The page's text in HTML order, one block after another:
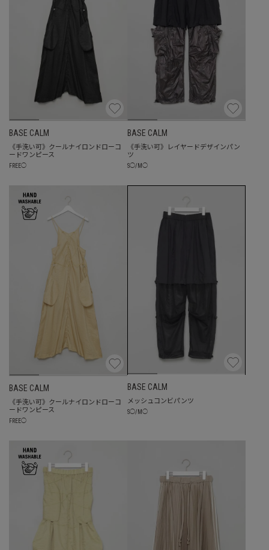
BASE CALM
《手洗い可》クールナイロンドローコ
ードワンピース
FREE◯
BASE CALM
《手洗い可》レイヤードデザインパン
ツ
S◯/ M ◯
BASE CALM
《手洗い可》クールナイロンドローコ
ードワンピース
FREE◯
BASE CALM
メッシュコンビパンツ
S◯/ M ◯